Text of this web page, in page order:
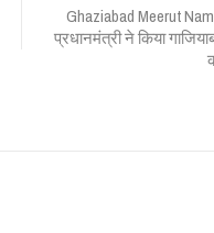
Ghaziabad Meerut
प्रधानमंत्री ने किया